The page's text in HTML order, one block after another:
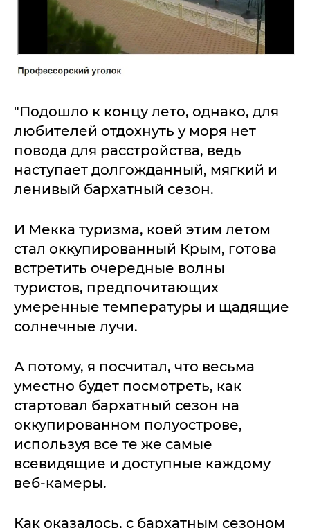
"Подошло к концу лето, однако, для
любителей отдохнуть у моря нет
повода для расстройства, ведь
наступает долгожданный, мягкий и
ленивый бархатный сезон.
И Мекка туризма, коей этим летом
стал оккупированный Крым, готова
встретить очередные волны
туристов, предпочитающих
умеренные температуры и щадящие
солнечные лучи.
А потому, я посчитал, что весьма
уместно будет посмотреть, как
стартовал бархатный сезон на
оккупированном полуострове,
используя все те же самые
всевидящие и доступные каждому
веб-камеры.
Как оказалось, с бархатным сезоном